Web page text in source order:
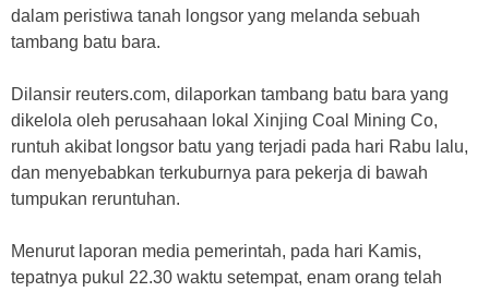
dalam peristiwa tanah longsor yang melanda sebuah
tambang batu bara.
Dilansir reuters.com, dilaporkan tambang batu bara yang
dikelola oleh perusahaan lokal Xinjing Coal Mining Co,
runtuh akibat longsor batu yang terjadi pada hari Rabu lalu,
dan menyebabkan terkuburnya para pekerja di bawah
tumpukan reruntuhan.
Menurut laporan media pemerintah, pada hari Kamis,
tepatnya pukul 22.30 waktu setempat, enam orang telah